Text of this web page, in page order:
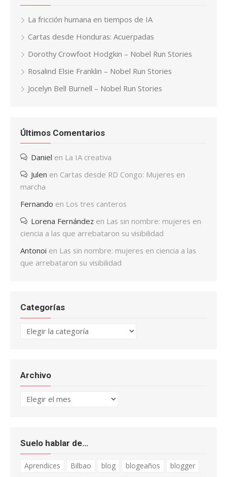
La fricción humana en tiempos de IA
Cartas desde Honduras: Acuerpadas
Dorothy Crowfoot Hodgkin – Nobel Run Stories
Rosalind Elsie Franklin – Nobel Run Stories
Jocelyn Bell Burnell – Nobel Run Stories
Últimos Comentarios
Daniel en La IA creativa
Julen en Cartas desde RD Congo: Mujeres en
marcha
Fernando en Los tres canteros
Lorena Fernández en Las sin nombre: mujeres en
ciencia a las que arrebataron su visibilidad
Antonoi en Las sin nombre: mujeres en ciencia a las
que arrebataron su visibilidad
Categorías
Categorías
Archivo
Archivo
Suelo hablar de…
Aprendices Bilbao blog blogeaños
blogger